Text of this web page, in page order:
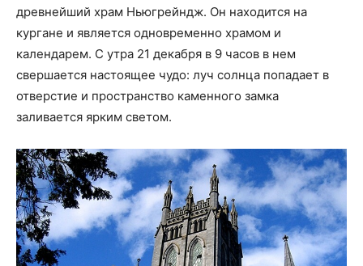
древнейший храм Ньюгрейндж. Он находится на
кургане и является одновременно храмом и
календарем. С утра 21 декабря в 9 часов в нем
свершается настоящее чудо: луч солнца попадает в
отверстие и пространство каменного замка
заливается ярким светом.